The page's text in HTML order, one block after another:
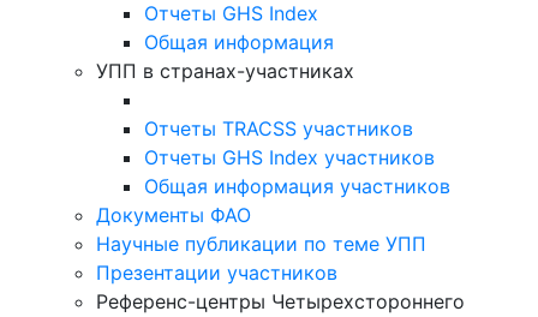
Отчеты GHS Index
Общая информация
УПП в странах-участниках
Отчеты TRACSS участников
Отчеты GHS Index участников
Общая информация участников
Документы ФАО
Научные публикации по теме УПП
Презентации участников
Референс-центры Четырехстороннего